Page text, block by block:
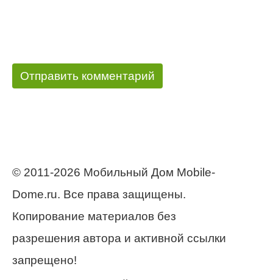
© 2011-2026 Мобильный Дом Mobile-
Dome.ru. Все права защищены.
Копирование материалов без
разрешения автора и активной ссылки
запрещено!